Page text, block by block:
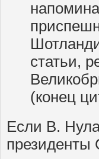
статьи,
(конец
Если В.